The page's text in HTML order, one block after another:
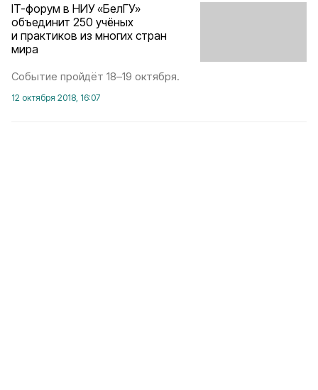
IT-форум в НИУ «БелГУ»
объединит 250 учёных
и практиков из многих стран
мира
Событие пройдёт 18–19 октября.
12 октября 2018, 16:07